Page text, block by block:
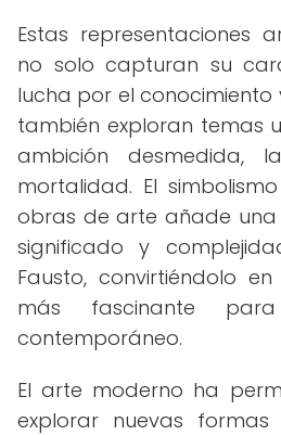
Estas representaciones
no solo capturan su
lucha por el conocimiento
también exploran temas
ambición desmedida,
mortalidad. El
obras de arte añade
significado y
Fausto, convirtiéndolo
más fascinante
contemporáneo.
El arte moderno ha
explorar nuevas